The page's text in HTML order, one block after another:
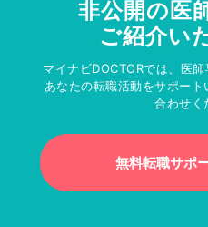
非公開の医
ご紹介い
マイナビDOCTORでは、医
あなたの転職活動をサポー
合わせく
無料転職サポ